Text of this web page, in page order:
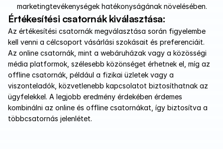
marketingtevékenységek hatékonyságának növelésében.
Értékesítési csatornák kiválasztása:
Az értékesítési csatornák megválasztása során figyelembe
kell venni a célcsoport vásárlási szokásait és preferenciáit.
Az online csatornák, mint a webáruházak vagy a közösségi
média platformok, szélesebb közönséget érhetnek el, míg az
offline csatornák, például a fizikai üzletek vagy a
viszonteladók, közvetlenebb kapcsolatot biztosíthatnak az
ügyfelekkel. A legjobb eredmény érdekében érdemes
kombinálni az online és offline csatornákat, így biztosítva a
többcsatornás jelenlétet.